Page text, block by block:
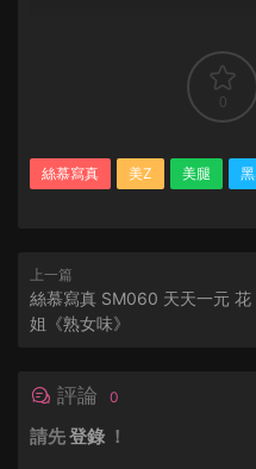
0
絲慕寫真 美Z 美腿
上一篇
絲慕寫真 SM060 天天一元 花
姐《熟女味》
評論 0
請先登錄 ！